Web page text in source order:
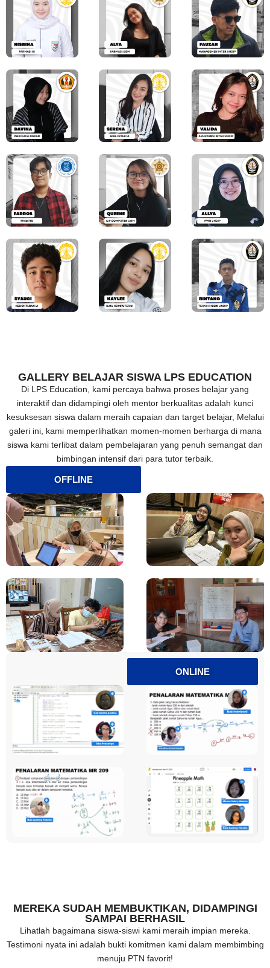
GALLERY BELAJAR SISWA LPS EDUCATION
Di LPS Education, kami percaya bahwa proses belajar yang
interaktif dan didampingi oleh mentor berkualitas adalah kunci
kesuksesan siswa dalam meraih capaian dan target belajar, Melalui
galeri ini, kami memperlihatkan momen-momen berharga di mana
siswa kami terlibat dalam pembelajaran yang penuh semangat dan
bimbingan intensif dari para tutor terbaik.
OFFLINE
ONLINE
MEREKA SUDAH MEMBUKTIKAN, DIDAMPINGI
SAMPAI BERHASIL
Lihatlah bagaimana siswa-siswi kami meraih impian mereka.
Testimoni nyata ini adalah bukti komitmen kami dalam membimbing
menuju PTN favorit!